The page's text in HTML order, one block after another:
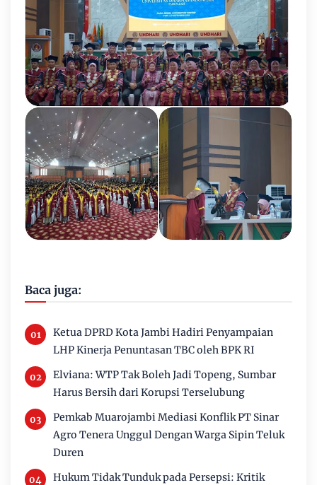
Baca juga:
Ketua DPRD Kota Jambi Hadiri Penyampaian
LHP Kinerja Penuntasan TBC oleh BPK RI
Elviana: WTP Tak Boleh Jadi Topeng, Sumbar
Harus Bersih dari Korupsi Terselubung
Pemkab Muarojambi Mediasi Konflik PT Sinar
Agro Tenera Unggul Dengan Warga Sipin Teluk
Duren
Hukum Tidak Tunduk pada Persepsi: Kritik